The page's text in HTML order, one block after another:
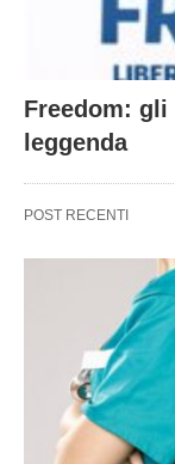
Freedom: gli
leggenda
POST RECENTI